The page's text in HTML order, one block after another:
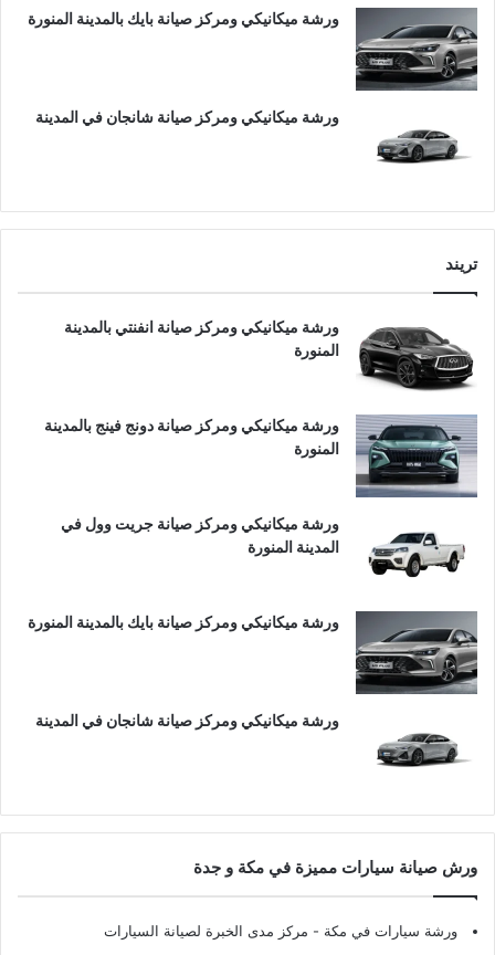
ورشة ميكانيكي ومركز صيانة بايك بالمدينة المنورة
ورشة ميكانيكي ومركز صيانة شانجان في المدينة
تريند
ورشة ميكانيكي ومركز صيانة انفنتي بالمدينة
المنورة
ورشة ميكانيكي ومركز صيانة دونج فينج بالمدينة
المنورة
ورشة ميكانيكي ومركز صيانة جريت وول في
المدينة المنورة
ورشة ميكانيكي ومركز صيانة بايك بالمدينة المنورة
ورشة ميكانيكي ومركز صيانة شانجان في المدينة
ورش صيانة سيارات مميزة في مكة و جدة
ورشة سيارات في مكة - مركز مدى الخبرة لصيانة السيارات